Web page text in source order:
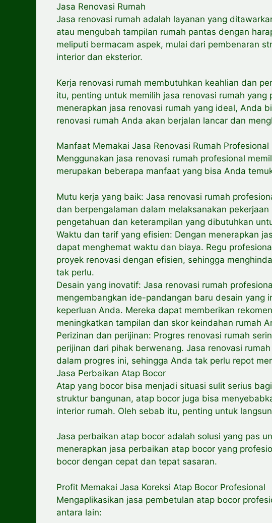
Jasa Renovasi Rumah
Jasa renovasi rumah adalah layanan yang
atau mengubah tampilan rumah pantas dengan
meliputi bermacam aspek, mulai dari pembenaran
interior dan eksterior.
Kerja renovasi rumah membutuhkan keahlian dan
itu, penting untuk memilih jasa renovasi rumah
menerapkan jasa renovasi rumah yang ideal, Anda
renovasi rumah Anda akan berjalan lancar dan
Manfaat Memakai Jasa Renovasi Rumah Profesional
Menggunakan jasa renovasi rumah profesional
merupakan beberapa manfaat yang bisa Anda
Mutu kerja yang baik: Jasa renovasi rumah
dan berpengalaman dalam melaksanakan
pengetahuan dan keterampilan yang dibutuhkan
Waktu dan tarif yang efisien: Dengan menerapkan
dapat menghemat waktu dan biaya. Regu
proyek renovasi dengan efisien, sehingga
tak perlu.
Desain yang inovatif: Jasa renovasi rumah
mengembangkan ide-pandangan baru desain yang
keperluan Anda. Mereka dapat memberikan
meningkatkan tampilan dan skor keindahan rumah
Perizinan dan perijinan: Progres renovasi rumah
perijinan dari pihak berwenang. Jasa renovasi
dalam progres ini, sehingga Anda tak perlu repot
Jasa Perbaikan Atap Bocor
Atap yang bocor bisa menjadi situasi sulit serius
struktur bangunan, atap bocor juga bisa
interior rumah. Oleh sebab itu, penting untuk
Jasa perbaikan atap bocor adalah solusi yang pas
menerapkan jasa perbaikan atap bocor yang
bocor dengan cepat dan tepat sasaran.
Profit Memakai Jasa Koreksi Atap Bocor Profesional
Mengaplikasikan jasa pembetulan atap bocor
antara lain: